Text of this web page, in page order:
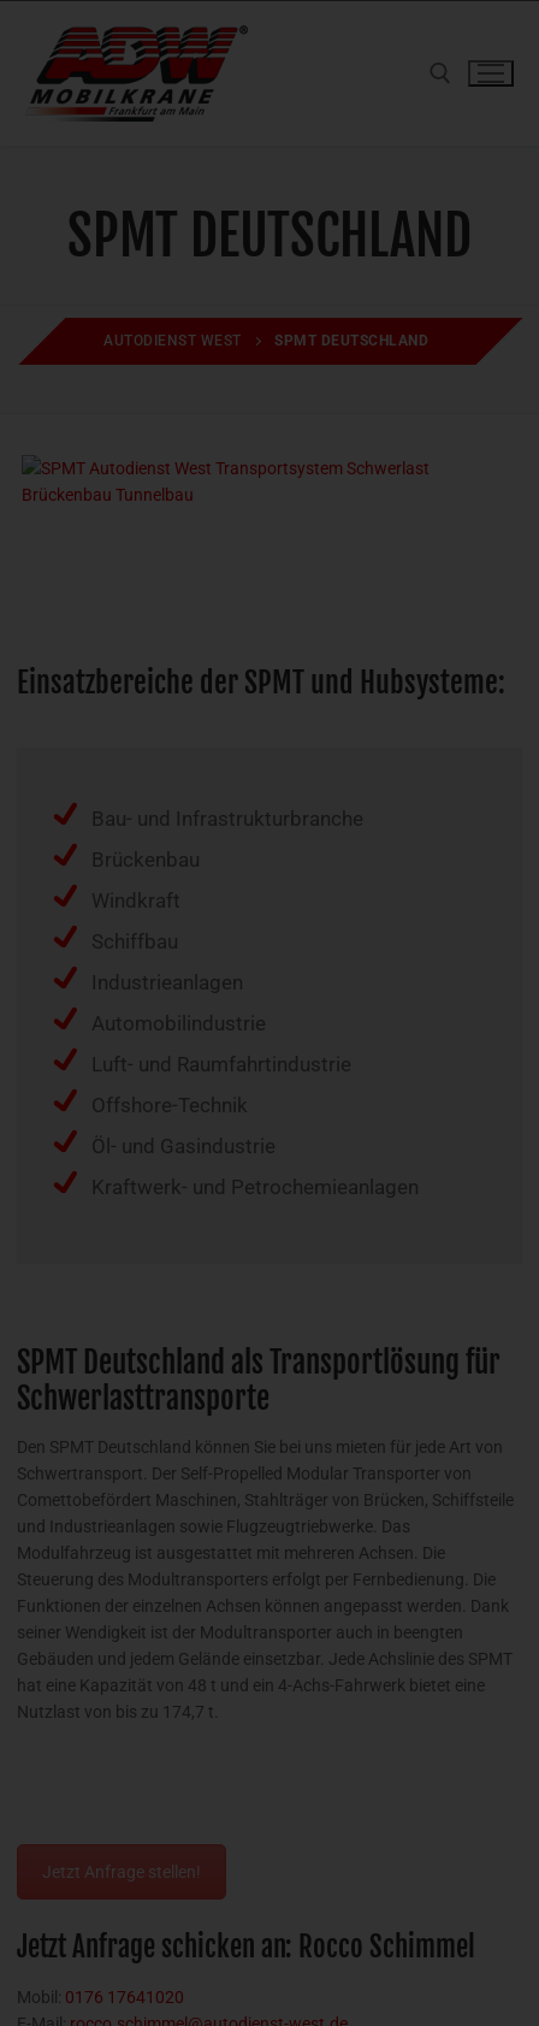
springen
SPMT DEUTSCHLAND
AUTODIENST WEST SPMT DEUTSCHLAND
Einsatzbereiche der SPMT und Hubsysteme:
Bau- und Infrastrukturbranche
Brückenbau
Windkraft
Schiffbau
Industrieanlagen
Automobilindustrie
Luft- und Raumfahrtindustrie
Offshore-Technik
Öl- und Gasindustrie
Kraftwerk- und Petrochemieanlagen
SPMT Deutschland als Transportlösung für
Schwerlasttransporte
Den SPMT Deutschland können Sie bei uns mieten für jede Art von
Schwertransport. Der Self-Propelled Modular Transporter von
Comettobefördert Maschinen, Stahlträger von Brücken, Schiffsteile
und Industrieanlagen sowie Flugzeugtriebwerke. Das
Modulfahrzeug ist ausgestattet mit mehreren Achsen. Die
Steuerung des Modultransporters erfolgt per Fernbedienung. Die
Funktionen der einzelnen Achsen können angepasst werden. Dank
seiner Wendigkeit ist der Modultransporter auch in beengten
Gebäuden und jedem Gelände einsetzbar. Jede Achslinie des SPMT
hat eine Kapazität von 48 t und ein 4-Achs-Fahrwerk bietet eine
Nutzlast von bis zu 174,7 t.
Jetzt Anfrage stellen!
Jetzt Anfrage schicken an: Rocco Schimmel
Mobil: 0176 17641020